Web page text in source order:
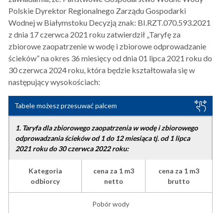
Rozprowadzanie
wody
do
odbiorców.
Odbiór
i
transport
i
oczyszczanie
ścieków
sanitarnych.
Polskie Dyrektor Regionalnego Zarządu Gospodarki
Wodnej w Białymstoku Decyzją znak: BI.RZT.070.593.2021
z dnia 17 czerwca 2021 roku zatwierdził „Taryfę za
zbiorowe zaopatrzenie w wodę i zbiorowe odprowadzanie
ścieków” na okres 36 miesięcy od dnia 01 lipca 2021 roku do
30 czerwca 2024 roku, która będzie kształtowała się w
następujący wysokościach:
Tabele możesz przesuwać palcem
1. Taryfa dla zbiorowego zaopatrzenia w wodę i zbiorowego
odprowadzania ścieków od 1 do 12 miesiąca tj. od 1 lipca
2021 roku do 30 czerwca 2022 roku:
Kategoria
odbiorcy
cena za 1 m3
netto
cena za 1 m3
brutto
Pobór wody